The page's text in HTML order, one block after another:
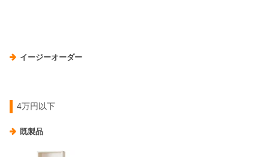
イージーオーダー
4万円以下
既製品